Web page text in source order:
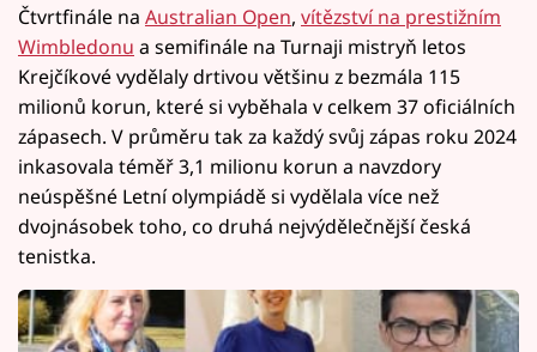
Čtvrtfinále na Australian Open, vítězství na prestižním
Wimbledonu a semifinále na Turnaji mistryň letos
Krejčíkové vydělaly drtivou většinu z bezmála 115
milionů korun, které si vyběhala v celkem 37 oficiálních
zápasech. V průměru tak za každý svůj zápas roku 2024
inkasovala téměř 3,1 milionu korun a navzdory
neúspěšné Letní olympiádě si vydělala více než
dvojnásobek toho, co druhá nejvýdělečnější česká
tenistka.